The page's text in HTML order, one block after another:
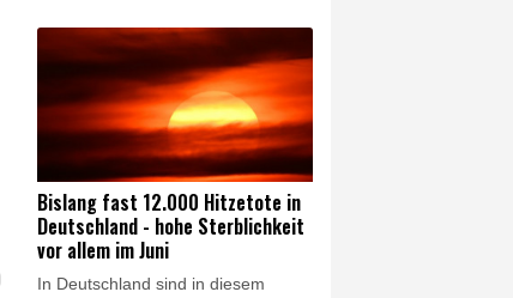
Süden ist der Untergrund verbreitet
sogar noch trockener als in diesen
beiden Jahren, wie der Deutsche
Wetterdienst (DWD) am Donnerstag
in Offenbach mitteilte. Dort werde
die Lage für Natur und
Landwirtschaft "zunehmend
kritisch". Flächendeckende
Niederschläge deuten sich dem
DWD zufolge auch in den
kommenden Tagen nicht an.
Bislang fast 12.000 Hitzetote in
Deutschland - hohe Sterblichkeit
vor allem im Juni
In Deutschland sind in diesem